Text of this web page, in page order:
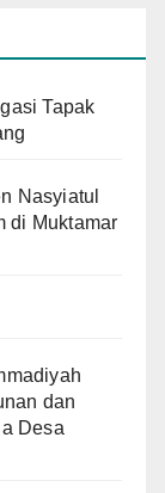
Tapak
Nasyiatul
di Muktamar
dan
Desa